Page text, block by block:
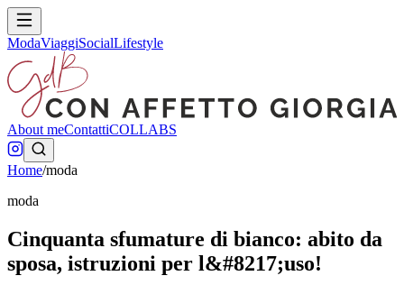
ModaViaggiSocialLifestyle
About meContattiCOLLABS
Home/moda
moda
Cinquanta sfumature di bianco: abito da
sposa, istruzioni per l&#8217;uso!